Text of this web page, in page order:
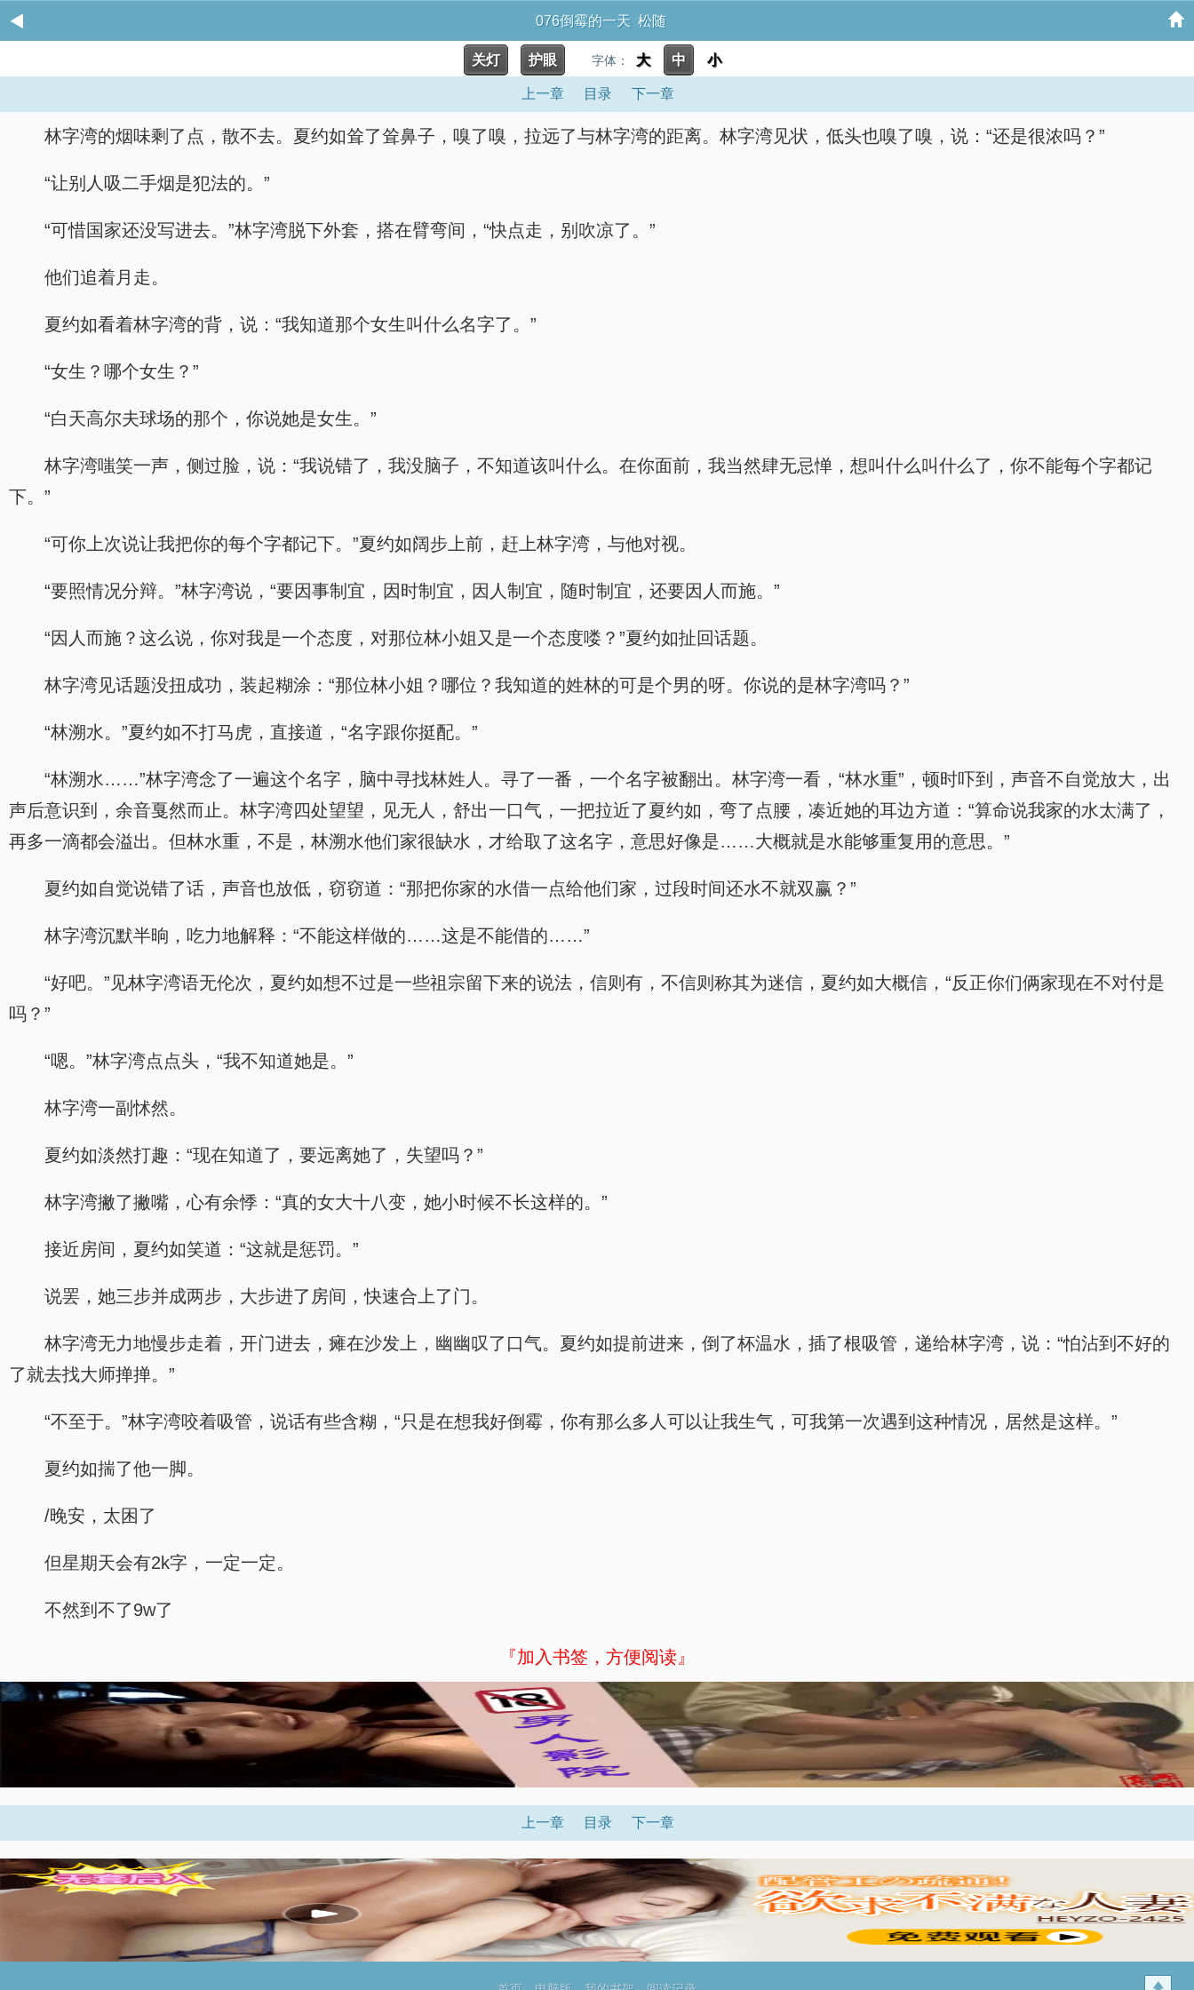
076倒霉的一天 松随
关灯 护眼 字体： 大 中 小
上一章 目录 下一章
林字湾的烟味剩了点，散不去。夏约如耸了耸鼻子，嗅了嗅，拉远了与林字湾的距离。林字湾见状，低头也嗅了嗅，说：“还是很浓吗？”
“让别人吸二手烟是犯法的。”
“可惜国家还没写进去。”林字湾脱下外套，搭在臂弯间，“快点走，别吹凉了。”
他们追着月走。
夏约如看着林字湾的背，说：“我知道那个女生叫什么名字了。”
“女生？哪个女生？”
“白天高尔夫球场的那个，你说她是女生。”
林字湾嗤笑一声，侧过脸，说：“我说错了，我没脑子，不知道该叫什么。在你面前，我当然肆无忌惮，想叫什么叫什么了，你不能每个字都记
下。”
“可你上次说让我把你的每个字都记下。”夏约如阔步上前，赶上林字湾，与他对视。
“要照情况分辩。”林字湾说，“要因事制宜，因时制宜，因人制宜，随时制宜，还要因人而施。”
“因人而施？这么说，你对我是一个态度，对那位林小姐又是一个态度喽？”夏约如扯回话题。
林字湾见话题没扭成功，装起糊涂：“那位林小姐？哪位？我知道的姓林的可是个男的呀。你说的是林字湾吗？”
“林溯水。”夏约如不打马虎，直接道，“名字跟你挺配。”
“林溯水……”林字湾念了一遍这个名字，脑中寻找林姓人。寻了一番，一个名字被翻出。林字湾一看，“林水重”，顿时吓到，声音不自觉放大，出
声后意识到，余音戛然而止。林字湾四处望望，见无人，舒出一口气，一把拉近了夏约如，弯了点腰，凑近她的耳边方道：“算命说我家的水太满了，
再多一滴都会溢出。但林水重，不是，林溯水他们家很缺水，才给取了这名字，意思好像是……大概就是水能够重复用的意思。”
夏约如自觉说错了话，声音也放低，窃窃道：“那把你家的水借一点给他们家，过段时间还水不就双赢？”
林字湾沉默半晌，吃力地解释：“不能这样做的……这是不能借的……”
“好吧。”见林字湾语无伦次，夏约如想不过是一些祖宗留下来的说法，信则有，不信则称其为迷信，夏约如大概信，“反正你们俩家现在不对付是
吗？”
“嗯。”林字湾点点头，“我不知道她是。”
林字湾一副怵然。
夏约如淡然打趣：“现在知道了，要远离她了，失望吗？”
林字湾撇了撇嘴，心有余悸：“真的女大十八变，她小时候不长这样的。”
接近房间，夏约如笑道：“这就是惩罚。”
说罢，她三步并成两步，大步进了房间，快速合上了门。
林字湾无力地慢步走着，开门进去，瘫在沙发上，幽幽叹了口气。夏约如提前进来，倒了杯温水，插了根吸管，递给林字湾，说：“怕沾到不好的
了就去找大师掸掸。”
“不至于。”林字湾咬着吸管，说话有些含糊，“只是在想我好倒霉，你有那么多人可以让我生气，可我第一次遇到这种情况，居然是这样。”
夏约如揣了他一脚。
/晚安，太困了
但星期天会有2k字，一定一定。
不然到不了9w了
『加入书签，方便阅读』
上一章 目录 下一章